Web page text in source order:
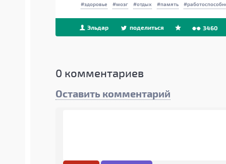
здоровье мозг отдых память
Эльдар поделиться 3460
0 комментариев
Оставить комментарий